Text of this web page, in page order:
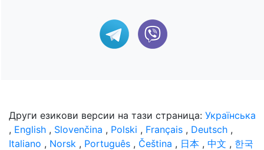
Други езикови версии на тази страница: Українська
, English , Slovenčina , Polski , Français , Deutsch ,
Italiano , Norsk , Português , Čeština , 日本 , 中文 , 한국